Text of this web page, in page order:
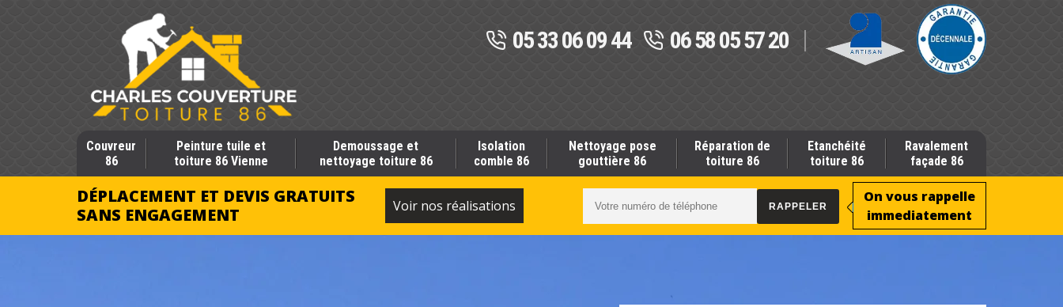
05 33 06 09 44 06 58 05 57 20
Couvreur
86
Peinture tuile et
toiture 86 Vienne
Demoussage et
nettoyage toiture 86
Isolation
comble 86
Nettoyage pose
gouttière 86
Réparation de
toiture 86
Etanchéité
toiture 86
Ravalement
façade 86
DÉPLACEMENT ET DEVIS GRATUITS
SANS ENGAGEMENT
Voir nos réalisations
On vous rappelle
immediatement